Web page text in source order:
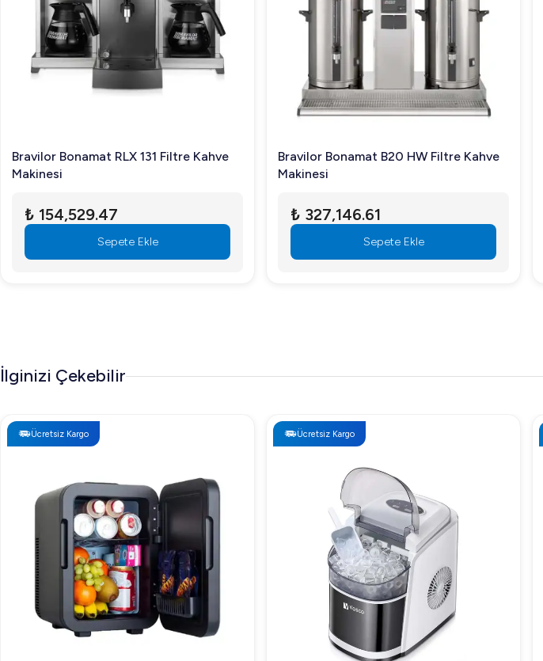
Bravilor Bonamat RLX 131 Filtre Kahve
Makinesi
₺ 154,529.47
Sepete Ekle
Bravilor Bonamat B20 HW Filtre Kahve
Makinesi
₺ 327,146.61
Sepete Ekle
İlginizi Çekebilir
Ücretsiz Kargo Ücretsiz Kargo